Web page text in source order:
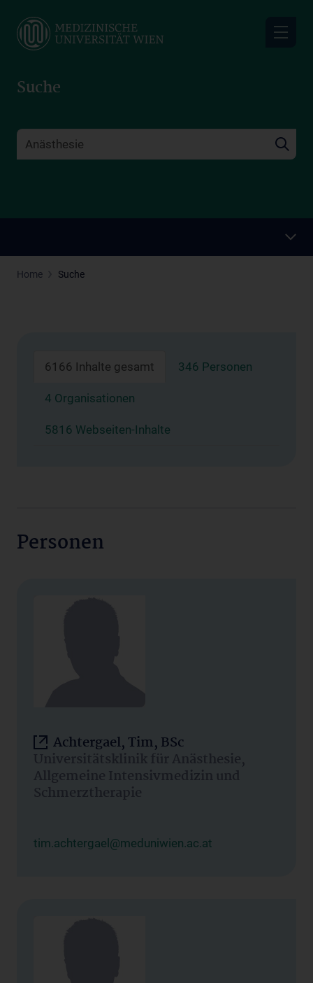
main
Suche
Home Suche
6166 Inhalte gesamt 346 Personen
4 Organisationen
5816 Webseiten-Inhalte
Personen
Achtergael, Tim, BSc
Universitätsklinik für Anästhesie,
Allgemeine Intensivmedizin und
Schmerztherapie
tim.achtergael@meduniwien.ac.at